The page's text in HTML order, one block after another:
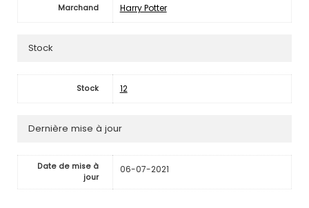
Marchand Harry Potter
Stock
Stock 12
Dernière mise à jour
Date de mise à
jour
06-07-2021